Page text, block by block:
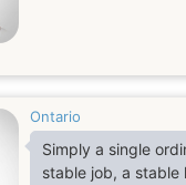
Ontario
Simply a single
stable job, a stable